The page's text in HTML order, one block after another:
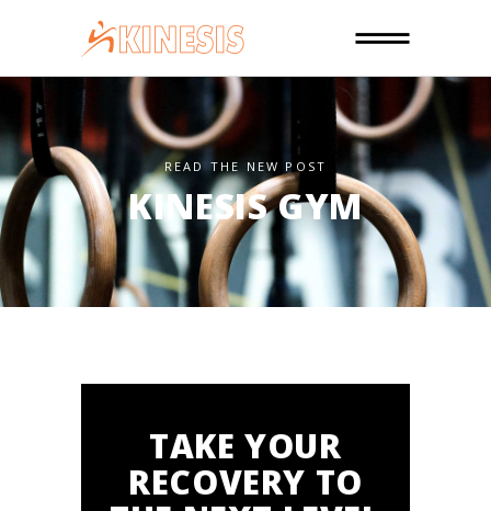
READ THE NEW POST
KINESIS GYM
TAKE YOUR
RECOVERY TO